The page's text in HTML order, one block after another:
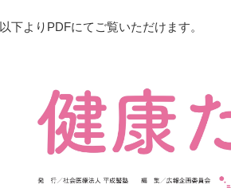
以下よりPDFにてご覧いただけます。